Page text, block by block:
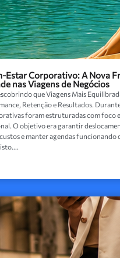
Estar Corporativo: A Nova
nas Viagens de Negócios
que Viagens Mais
Retenção e Resultados.
foram estruturadas com foco
O objetivo era garantir
e manter agendas funcionando